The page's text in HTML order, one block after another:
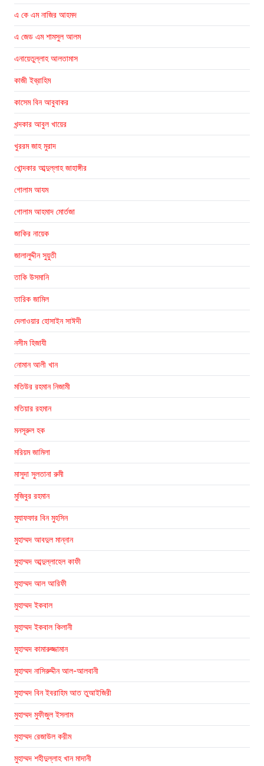
এ কে এম নাজির আহমদ
এ জেড এম শামসুল আলম
এনায়েতুল্লাহ আলতামাস
কাজী ইব্রাহিম
কাসেম বিন আবুবাকর
খন্দকার আবুল খায়ের
খুররম জাহ মুরাদ
খোন্দকার আব্দুল্লাহ জাহাঙ্গীর
গোলাম আযম
গোলাম আহমাদ মোর্তজা
জাকির নায়েক
জালালুদ্দীন সুয়ুতী
তাকি উসমানি
তারিক জামিল
দেলাওয়ার হোসাইন সাঈদী
নসীম হিজাযী
নোমান আলী খান
মতিউর রহমান নিজামী
মতিয়ার রহমান
মনসূরুল হক
মরিয়ম জামিলা
মাসুদা সুলতানা রুমী
মুজিবুর রহমান
মুযাফফার বিন মুহসিন
মুহাম্মদ আবদুল মান্নান
মুহাম্মদ আব্দুল্লাহেল কাফী
মুহাম্মদ আল আরিফী
মুহাম্মদ ইকবাল
মুহাম্মদ ইকবাল কিলানী
মুহাম্মদ কামারুজ্জামান
মুহাম্মদ নাসিরুদ্দীন আল-আলবানী
মুহাম্মদ বিন ইবরাহিম আত তুআইজিরী
মুহাম্মদ মুফীজুল ইসলাম
মুহাম্মদ রেজাউল করীম
মুহাম্মদ শহীদুল্লাহ খান মাদানী